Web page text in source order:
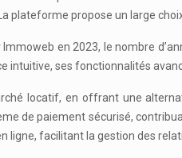
plateforme propose un large
en 2023, le nombre
intuitive, ses fonctionnalités
locatif, en offrant une
de paiement sécurisé,
ligne, facilitant la gestion des